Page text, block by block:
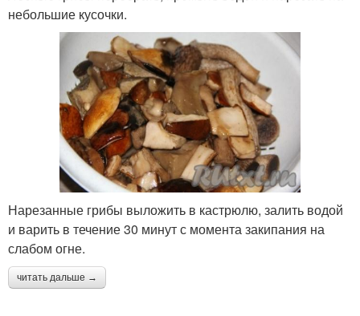
небольшие кусочки.
Нарезанные грибы выложить в кастрюлю, залить водой
и варить в течение 30 минут с момента закипания на
слабом огне.
читать дальше →